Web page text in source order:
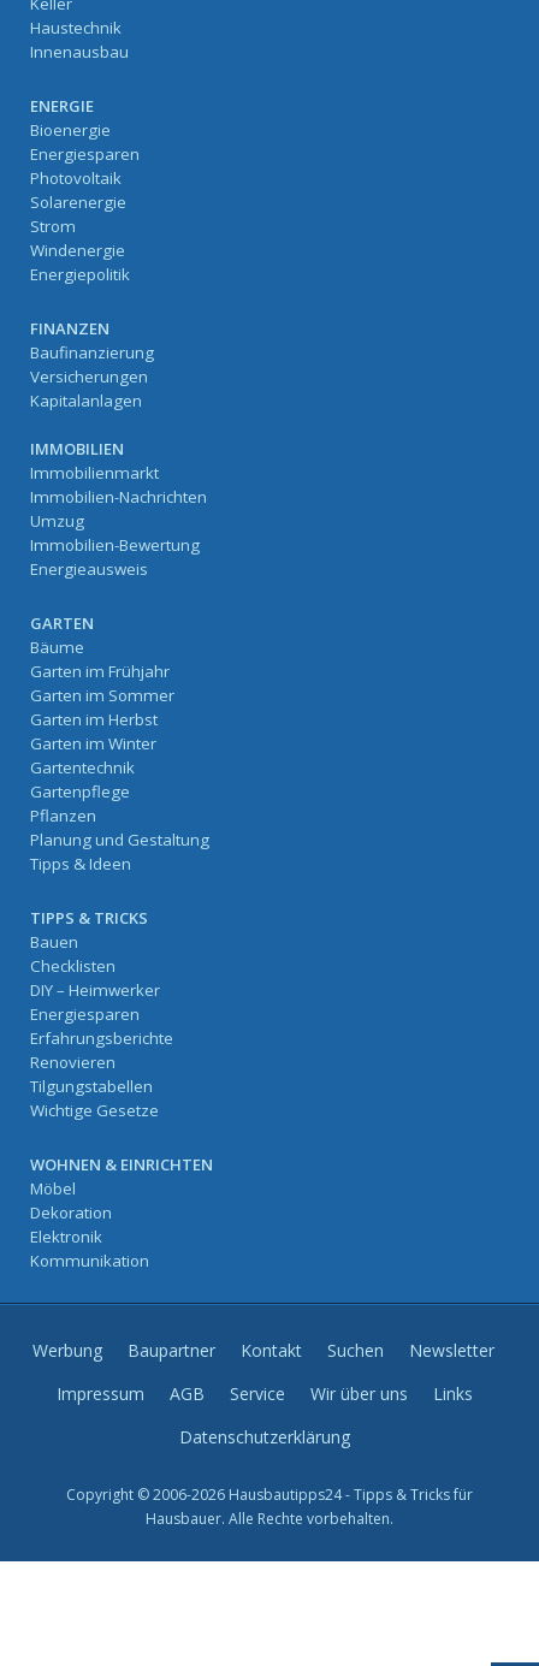
Haustechnik
Innenausbau
ENERGIE
Bioenergie
Energiesparen
Photovoltaik
Solarenergie
Strom
Windenergie
Energiepolitik
FINANZEN
Baufinanzierung
Versicherungen
Kapitalanlagen
IMMOBILIEN
Immobilienmarkt
Immobilien-Nachrichten
Umzug
Immobilien-Bewertung
Energieausweis
GARTEN
Bäume
Garten im Frühjahr
Garten im Sommer
Garten im Herbst
Garten im Winter
Gartentechnik
Gartenpflege
Pflanzen
Planung und Gestaltung
Tipps & Ideen
TIPPS & TRICKS
Bauen
Checklisten
DIY – Heimwerker
Energiesparen
Erfahrungsberichte
Renovieren
Tilgungstabellen
Wichtige Gesetze
WOHNEN & EINRICHTEN
Möbel
Dekoration
Elektronik
Kommunikation
Werbung Baupartner Kontakt Suchen
Newsletter
Impressum
AGB Service Wir über uns
Links
Datenschutzerklärung
Copyright © 2006-2026 Hausbautipps24 - Tipps & Tricks für
Hausbauer. Alle Rechte vorbehalten.